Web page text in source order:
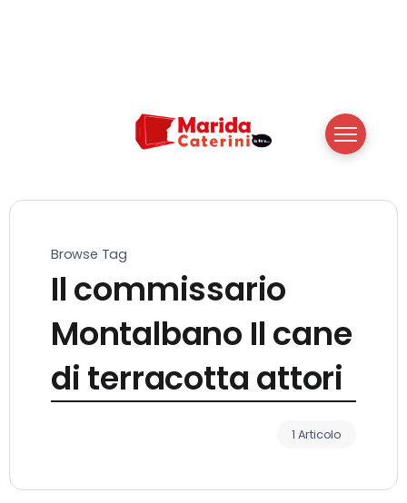
Browse Tag
Il commissario
Montalbano Il cane
di terracotta attori
1 Articolo